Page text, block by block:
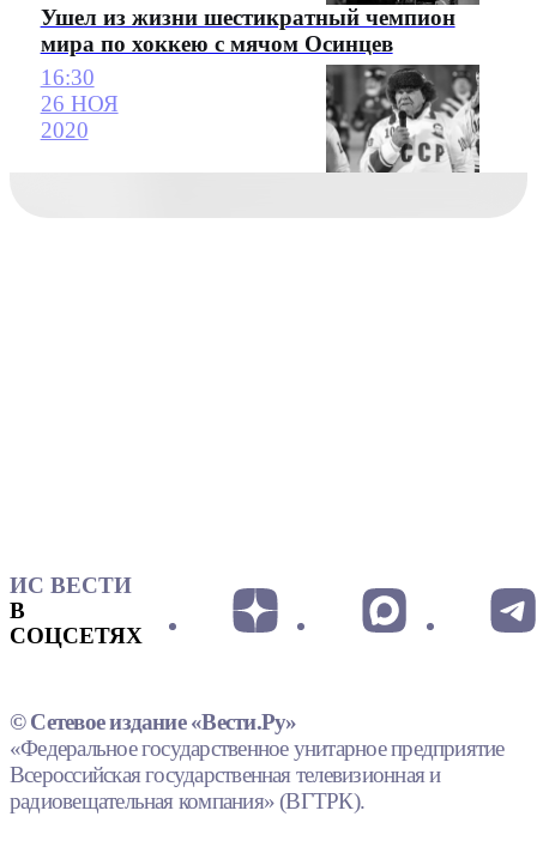
Ушел из жизни шестикратный чемпион
мира по хоккею с мячом Осинцев
16:30
26 НОЯ
2020
ИС ВЕСТИ
В
СОЦСЕТЯХ
© Сетевое издание «Вести.Ру»
«Федеральное государственное унитарное предприятие
Всероссийская государственная телевизионная и
радиовещательная компания» (ВГТРК).